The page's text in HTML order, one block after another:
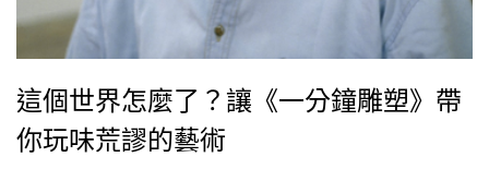
這個世界怎麼了？讓《一分鐘雕塑》帶
你玩味荒謬的藝術